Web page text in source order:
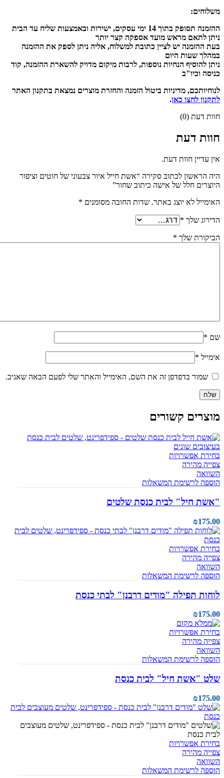
משלוחים:
ההזמנה תסופק בתוך 14 ימי עסקים, ישירות ובאמצעות שליח עד הבית
ניתן לתאם מראש מועד אספקה קצר יותר
בעת ההזמנה יש לציין כתובת למשלוח, אליה ניתן לספק את ההזמנה
במהלך שעות היום
ניתן להוסיף הנחיות נוספות, לרבות מיקום מדויק להשארת ההזמנה, קוד
כניסה וכיו"ב
לנוחיותכם, מדיניות ביטול הזמנה והחזרת מוצרים נמצאת בתקנון האתר
לתקנון לחצו כאן.
חוות דעת (0)
חוות דעת
אין עדיין חוות דעת.
היה הראשון לכתוב סקירה “אשת חייל איור צבעוני של חוטים וציפור
היוצרים חלל של אישה כיתוב שחור”
האימייל לא יוצג באתר. שדות החובה מסומנים *
הדירוג שלך *
הביקורת שלך *
שם *
אימייל *
שמור בדפדפן זה את השם, האימייל והאתר שלי לפעם הבאה שאגיב.
מוצרים קשורים
בחירת אפשרויות
צפייה מהירה
השוואה
הוספה לרשימת המשאלות
"אשת חיל" לבית כנסת שלטים
₪175.00
בחירת אפשרויות
צפייה מהירה
השוואה
הוספה לרשימת המשאלות
לוחות תפילה "מודים דרבנן" לבתי כנסת
₪175.00
בחירת אפשרויות
צפייה מהירה
השוואה
הוספה לרשימת המשאלות
שלט "אשת חיל" לבית כנסת
₪175.00
בחירת אפשרויות
צפייה מהירה
השוואה
הוספה לרשימת המשאלות